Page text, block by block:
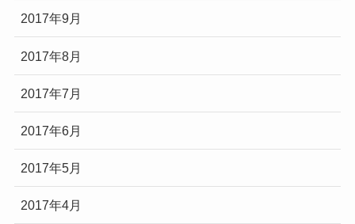
2017年9月
2017年8月
2017年7月
2017年6月
2017年5月
2017年4月